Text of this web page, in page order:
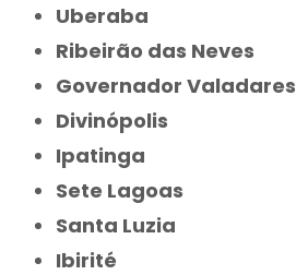
Uberaba
Ribeirão das Neves
Governador Valadares
Divinópolis
Ipatinga
Sete Lagoas
Santa Luzia
Ibirité